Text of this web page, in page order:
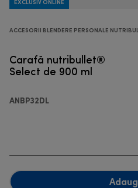
EXCLUSIV ONLINE
ACCESORII BLENDERE PERSONALE
Carafă nutribullet®
Select de 900 ml
ANBP32DL